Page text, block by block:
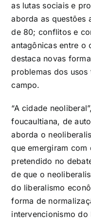
as lutas sociais e
aborda as questões
de 80; conflitos e
antagônicas entre o
destaca novas
problemas dos
campo.
“A cidade
foucaultiana, de
aborda o
que emergiram
pretendido no
de que o
do liberalismo
forma de
intervencionismo do